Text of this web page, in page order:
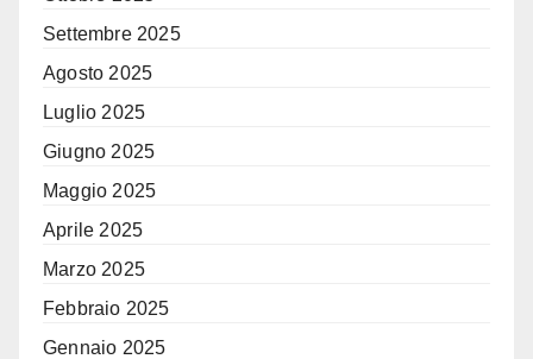
Settembre 2025
Agosto 2025
Luglio 2025
Giugno 2025
Maggio 2025
Aprile 2025
Marzo 2025
Febbraio 2025
Gennaio 2025